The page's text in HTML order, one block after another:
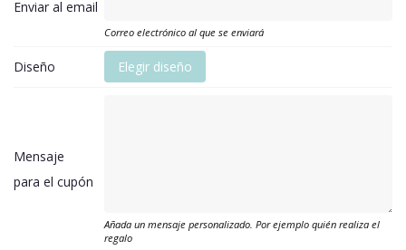
Enviar al email
Correo electrónico al que se enviará
Diseño Elegir diseño
Mensaje
para el cupón
Añada un mensaje personalizado. Por ejemplo quién realiza el
regalo